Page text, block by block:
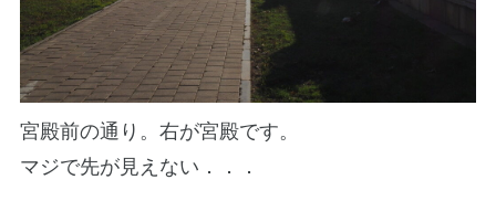
宮殿前の通り。右が宮殿です。
マジで先が見えない．．．